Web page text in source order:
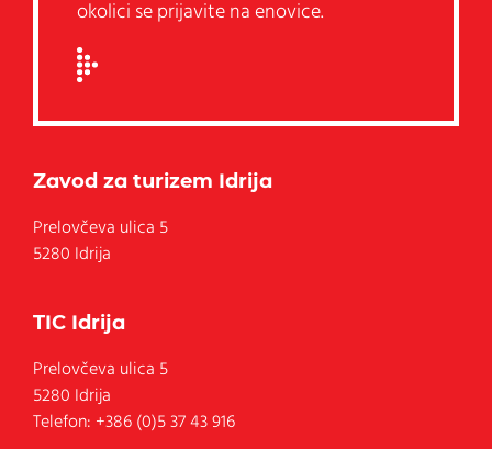
okolici se prijavite na enovice.
Zavod za turizem Idrija
Prelovčeva ulica 5
5280 Idrija
TIC Idrija
Prelovčeva ulica 5
5280 Idrija
Telefon: +386 (0)5 37 43 916